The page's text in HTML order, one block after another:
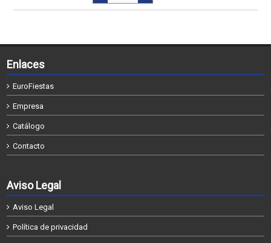
Enlaces
EuroFiestas
Empresa
Catálogo
Contacto
Aviso Legal
Aviso Legal
Política de privacidad